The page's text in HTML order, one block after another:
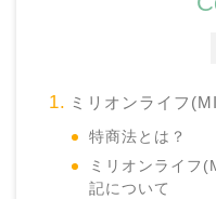
ミリオンライフ
特商法とは？
ミリオンライフ
記について